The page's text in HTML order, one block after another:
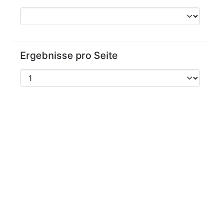
Ergebnisse pro Seite